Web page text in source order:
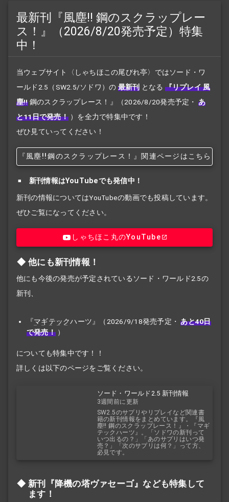
最新刊『風塵!! 鋼のスクラップレー
ス！』（2026/8/20発売予定）特集
中！
当ウェブサイト〈しゃちほこの尾びれ亭〉ではソード・ワ
ールド2.5（SW2.5/ソドワ）の 最新刊 となる 『リプレイ 風
塵!! 鋼のスクラップレース！』 （2026/8/20発売予定・ あ
と11日で発売！ ）を全力で特集中です！
ぜひ見ていってください！
『風塵!! 鋼のスクラップレース！』関連ページはこちら
新刊情報はYouTubeでも発信中！
新刊の情報についてはYouTubeの動画でも投稿しています。
ぜひご覧になってください。
しゃちほこ丸のYouTube
他にも新刊情報！
他にも今後の発売が予定されているソード・ワールド2.5の
新刊、
『マギテックハーツ』（2026/9/18発売予定・ あと40日
で発売！ ）
についても特集中です！！
詳しくは以下のページをご覧ください。
ソード・ワールド2.5 新刊情報
3週間前に更新
SW2.5のサプリやリプレイなど関連書
籍の新刊情報をまとめています。『風
塵!! 鋼のスクラップレース！』・『マギ
テックハーツ』。「ソドワの新刊って
いつ出るの？」「あのサプリはいつ発
売？」「次のサプリは何？」って方、
必見です。
新刊『降機の塔ヴァセーゴ』なども特集して
ます！